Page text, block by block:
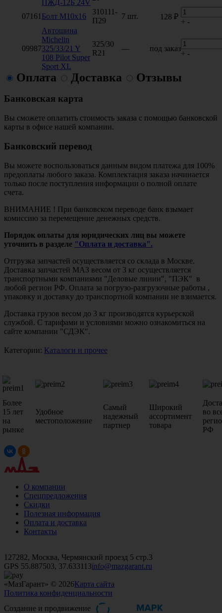
ПЖД-12Б 24V
07161 Болт М10х16
310111-
П29
7 шт. 128 ₽
+ -
09987
Автошина
Michelin
325/33/21 Y
108 Pilot Super
Sport XL
325/30
R21
— под заказ
+ -
Оплата Доставка Отзывы
Банковская карта
Вы сможете оплатить стоимость заказа с помощью банковской
карты в офисе нашей компании.
Банковский перевод
Вы можете воспользоваться данным видом платежа для 100%
предоплаты любого заказа. Комплектация заказа начинается
только после поступления информации о полной оплате
счета.
ВНИМАНИЕ ! При банковском переводе банк взымает
комиссию за перемещение денежных средств.
Порядок оплаты для юридических лиц вы можете
уточнить в разделе "Оплата и доставка".
Отгрузка запчастей осуществляется со склада в Москве.
Доставка запчастей МАЗ весом от 3 кг осуществляется
транспортными компаниями "Деловые линии", "ПЭК" в
любой регион РФ. Оплата за погрузо-разгрузочные работы ,
упаковку и доставку до транспортной компании не взимается.
Доставка грузов весом до 3 кг производятся курьерской
службой. С тарифами и условиями можно ознакомиться на
сайте компании "СДЭК".
Категории: Каталоги и прочее
Более
15 лет
на
рынке
Удобное
местоположение
Самый
надежный
партнер
Широкий
ассортимент
товара
во
РФ
О компании
Спецпредложения
Скидки
Полезная информация
Оплата и доставка
Контакты
127282, Москва, Чермянский проезд 5 стр.3
GPS 55.887503, 37.633113info@mazgarant.ru
«МазГарант» © 2026Карта сайта
Политика конфиденциальности
Создание и продвижение